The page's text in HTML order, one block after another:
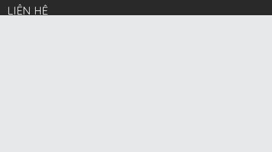
LIÊN HỆ